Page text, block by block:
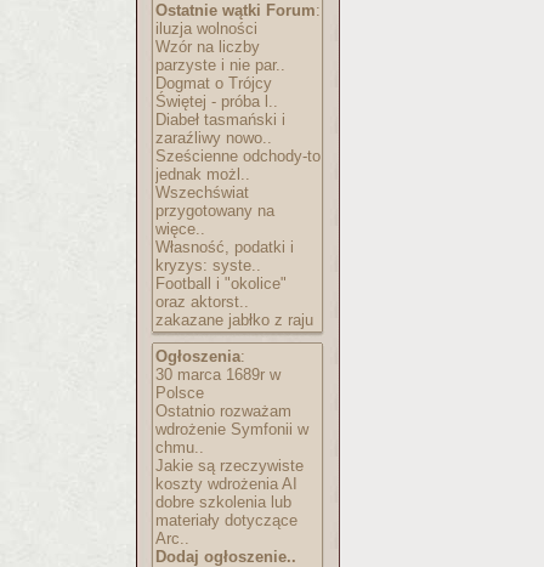
Ostatnie wątki Forum:
iluzja wolności
Wzór na liczby
parzyste i nie par..
Dogmat o Trójcy
Świętej - próba l..
Diabeł tasmański i
zaraźliwy nowo..
Sześcienne odchody-to
jednak możl..
Wszechświat
przygotowany na
więce..
Własność, podatki i
kryzys: syste..
Football i "okolice"
oraz aktorst..
zakazane jabłko z raju
Ogłoszenia:
30 marca 1689r w
Polsce
Ostatnio rozważam
wdrożenie Symfonii w
chmu..
Jakie są rzeczywiste
koszty wdrożenia AI
dobre szkolenia lub
materiały dotyczące
Arc..
Dodaj ogłoszenie..